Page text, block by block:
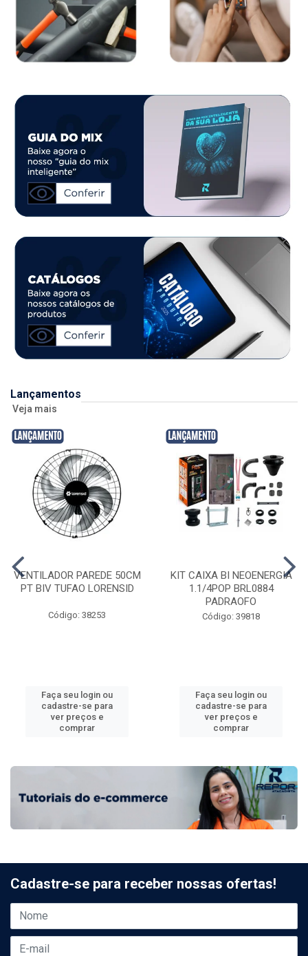
Lançamentos
Veja mais
VENTILADOR PAREDE 50CM
PT BIV TUFAO LORENSID
Código: 38253
Faça seu login ou
cadastre-se para
ver preços e
comprar
KIT CAIXA BI NEOENERGIA
1.1/4POP BRL0884
PADRAOFO
Código: 39818
Faça seu login ou
cadastre-se para
ver preços e
comprar
Cadastre-se para receber nossas ofertas!